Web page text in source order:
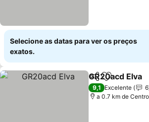
Selecione as datas para ver os preços
exatos.
PartilharAdicionar
GR20acd Elva
9,1 Excelente
6
a 0.7 km de